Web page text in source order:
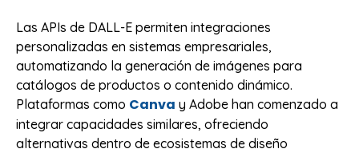
Las APIs de DALL-E permiten integraciones
personalizadas en sistemas empresariales,
automatizando la generación de imágenes para
catálogos de productos o contenido dinámico.
Plataformas como Canva y Adobe han comenzado a
integrar capacidades similares, ofreciendo
alternativas dentro de ecosistemas de diseño